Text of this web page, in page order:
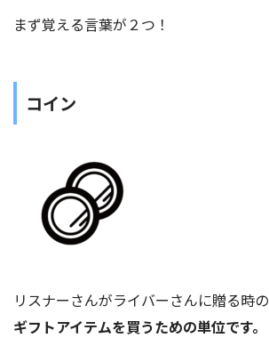
まず覚える言葉が２つ！
コイン
リスナーさんがライバーさんに贈る時の
ギフトアイテムを買うための単位です。